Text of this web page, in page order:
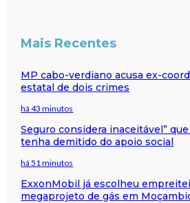
Mais Recentes
MP cabo-verdiano acusa ex-
estatal de dois crimes
há 43 minutos
Seguro considera inaceitável”
tenha demitido do apoio social
há 51 minutos
ExxonMobil já escolheu
megaprojeto de gás em